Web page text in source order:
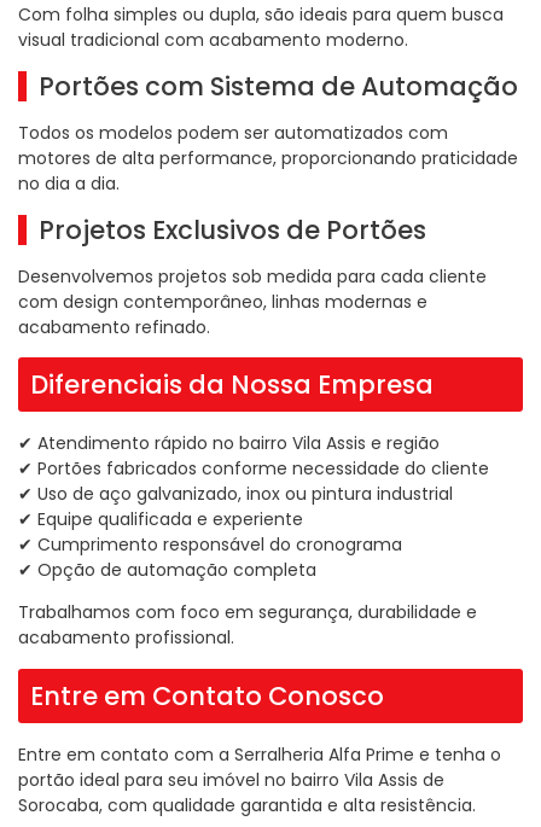
Com folha simples ou dupla, são ideais para quem busca
visual tradicional com acabamento moderno.
Portões com Sistema de Automação
Todos os modelos podem ser automatizados com
motores de alta performance, proporcionando praticidade
no dia a dia.
Projetos Exclusivos de Portões
Desenvolvemos projetos sob medida para cada cliente
com design contemporâneo, linhas modernas e
acabamento refinado.
Diferenciais da Nossa Empresa
✔ Atendimento rápido no bairro Vila Assis e região
✔ Portões fabricados conforme necessidade do cliente
✔ Uso de aço galvanizado, inox ou pintura industrial
✔ Equipe qualificada e experiente
✔ Cumprimento responsável do cronograma
✔ Opção de automação completa
Trabalhamos com foco em segurança, durabilidade e
acabamento profissional.
Entre em Contato Conosco
Entre em contato com a Serralheria Alfa Prime e tenha o
portão ideal para seu imóvel no bairro Vila Assis de
Sorocaba, com qualidade garantida e alta resistência.